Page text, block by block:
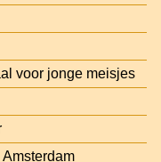
voor jonge meisjes